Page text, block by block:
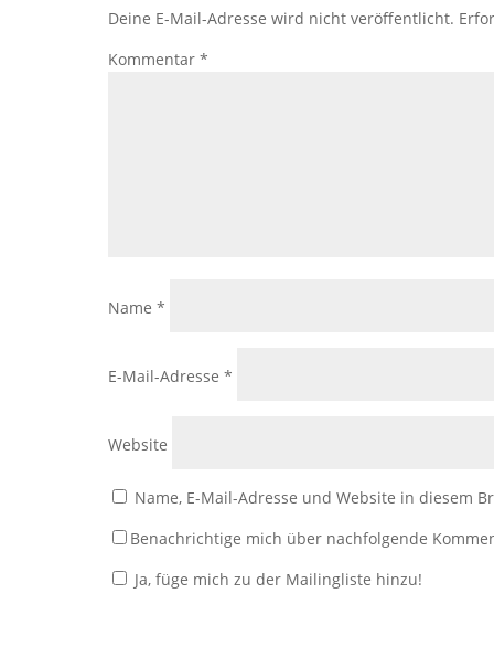
Deine E-Mail-Adresse wird nicht veröffentlicht.
Kommentar *
Name *
E-Mail-Adresse *
Website
Name, E-Mail-Adresse und Website in diesem
Benachrichtige mich über nachfolgende
Ja, füge mich zu der Mailingliste hinzu!